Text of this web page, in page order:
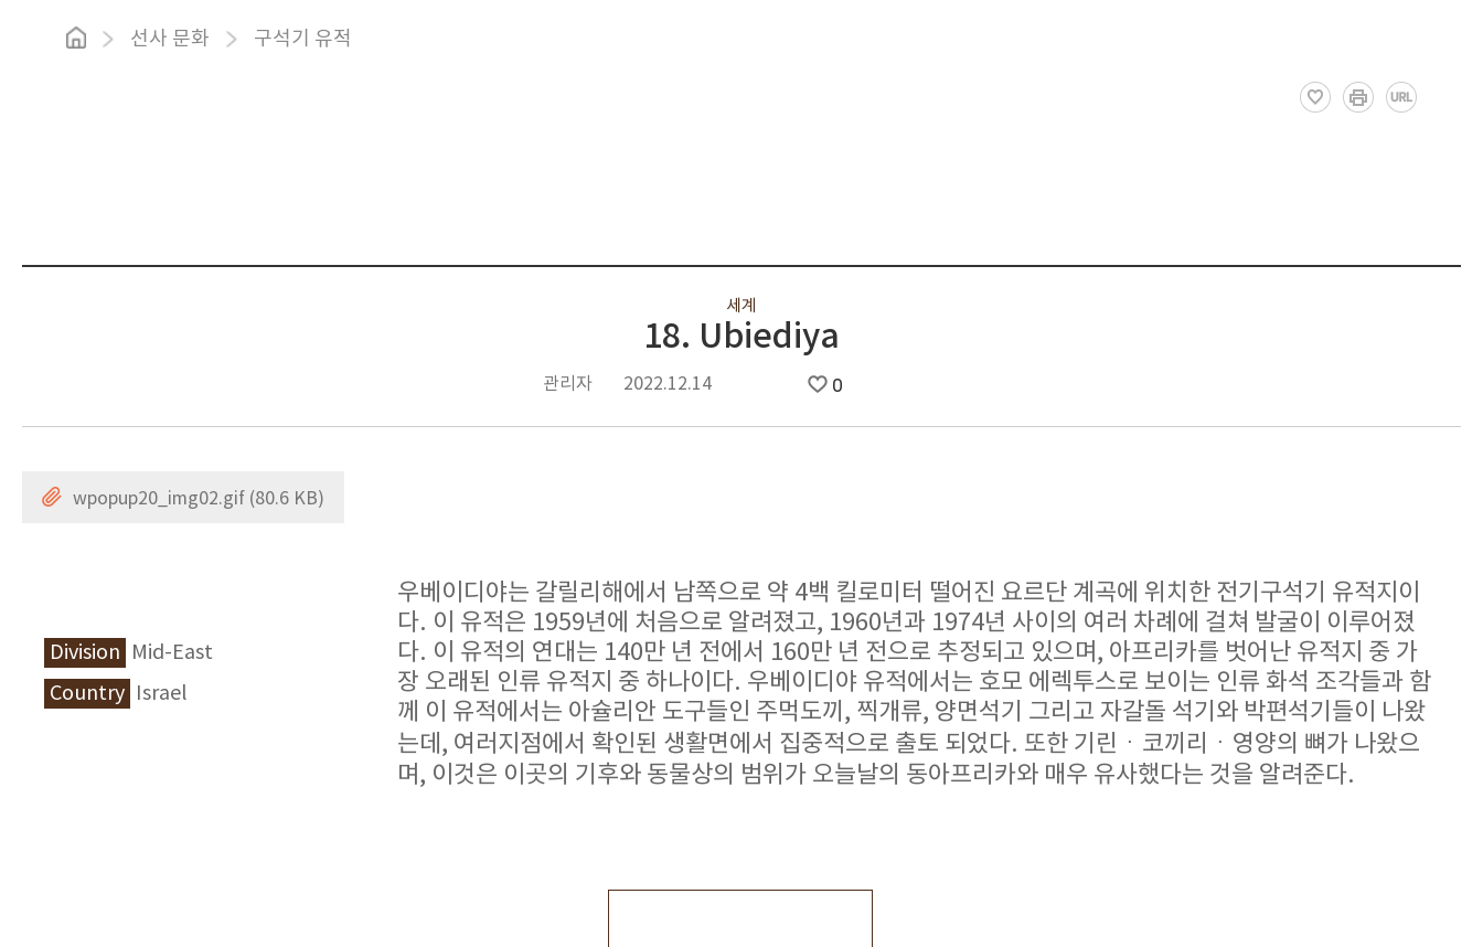
선사 문화 구석기 유적
세계
18. Ubiediya
관리자 2022.12.14 0
wpopup20_img02.gif (80.6 KB)
Division
Mid-East
Country
Israel
우베이디야는 갈릴리해에서 남쪽으로 약 4백 킬로미터 떨어진 요르단 계곡에 위치한 전기구석기 유적지이
다. 이 유적은 1959년에 처음으로 알려졌고, 1960년과 1974년 사이의 여러 차례에 걸쳐 발굴이 이루어졌
다. 이 유적의 연대는 140만 년 전에서 160만 년 전으로 추정되고 있으며, 아프리카를 벗어난 유적지 중 가
장 오래된 인류 유적지 중 하나이다. 우베이디야 유적에서는 호모 에렉투스로 보이는 인류 화석 조각들과 함
께 이 유적에서는 아슐리안 도구들인 주먹도끼, 찍개류, 양면석기 그리고 자갈돌 석기와 박편석기들이 나왔
는데, 여러지점에서 확인된 생활면에서 집중적으로 출토 되었다. 또한 기린ㆍ코끼리ㆍ영양의 뼈가 나왔으
며, 이것은 이곳의 기후와 동물상의 범위가 오늘날의 동아프리카와 매우 유사했다는 것을 알려준다.